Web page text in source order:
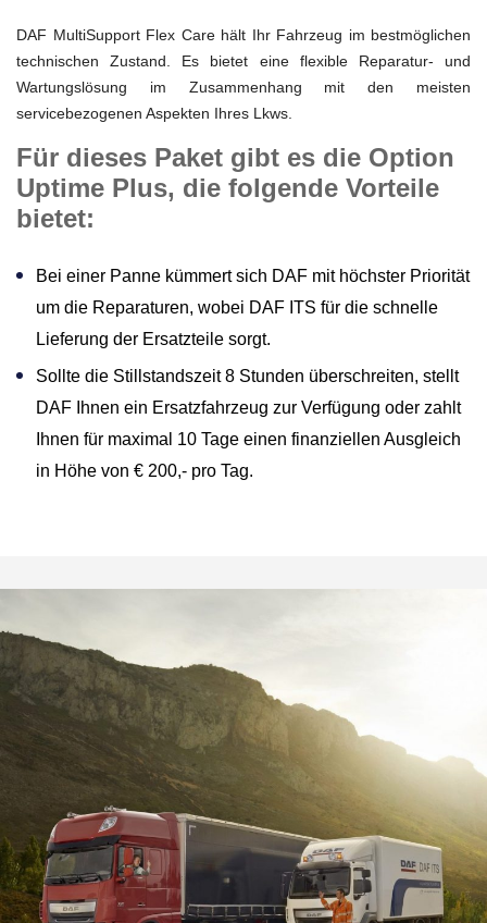
DAF MultiSupport Flex Care hält Ihr Fahrzeug im bestmöglichen
technischen Zustand. Es bietet eine flexible Reparatur- und
Wartungslösung im Zusammenhang mit den meisten
servicebezogenen Aspekten Ihres Lkws.
Für dieses Paket gibt es die Option
Uptime Plus, die folgende Vorteile
bietet:
Bei einer Panne kümmert sich DAF mit höchster Priorität
um die Reparaturen, wobei DAF ITS für die schnelle
Lieferung der Ersatzteile sorgt.
Sollte die Stillstandszeit 8 Stunden überschreiten, stellt
DAF Ihnen ein Ersatzfahrzeug zur Verfügung oder zahlt
Ihnen für maximal 10 Tage einen finanziellen Ausgleich
in Höhe von € 200,- pro Tag.